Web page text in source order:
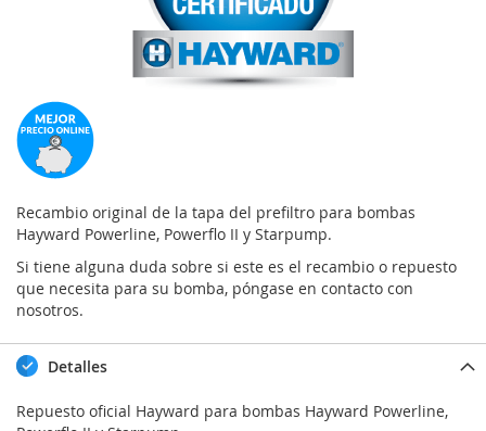
Recambio original de la tapa del prefiltro para bombas
Hayward Powerline, Powerflo II y Starpump.
Si tiene alguna duda sobre si este es el recambio o repuesto
que necesita para su bomba, póngase en contacto con
nosotros.
Detalles
Repuesto oficial Hayward para bombas Hayward Powerline,